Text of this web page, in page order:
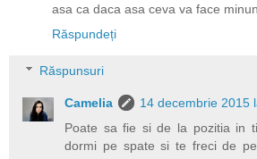
asa ca daca asa ceva va face
Răspundeți
Răspunsuri
Camelia
14 decembrie 2015
Poate sa fie si de la pozitia in
dormi pe spate si te freci de